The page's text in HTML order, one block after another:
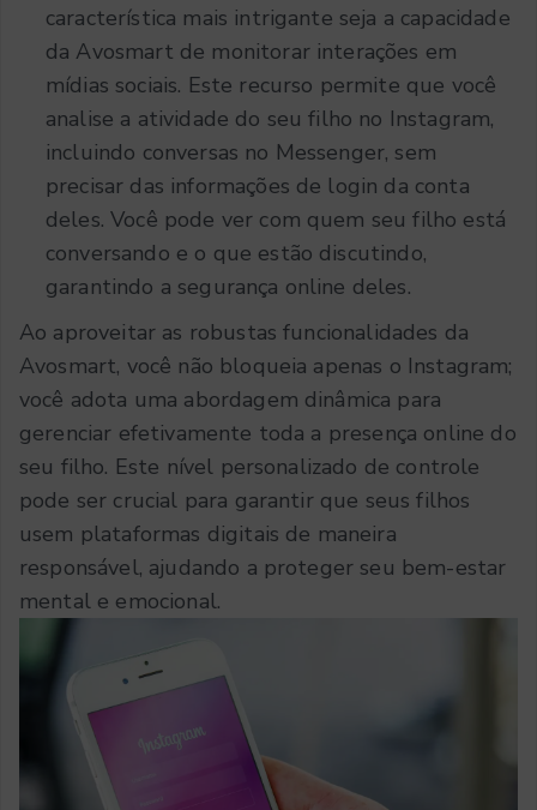
característica mais intrigante seja a capacidade
da Avosmart de monitorar interações em
mídias sociais. Este recurso permite que você
analise a atividade do seu filho no Instagram,
incluindo conversas no Messenger, sem
precisar das informações de login da conta
deles. Você pode ver com quem seu filho está
conversando e o que estão discutindo,
garantindo a segurança online deles.
Ao aproveitar as robustas funcionalidades da
Avosmart, você não bloqueia apenas o Instagram;
você adota uma abordagem dinâmica para
gerenciar efetivamente toda a presença online do
seu filho. Este nível personalizado de controle
pode ser crucial para garantir que seus filhos
usem plataformas digitais de maneira
responsável, ajudando a proteger seu bem-estar
mental e emocional.